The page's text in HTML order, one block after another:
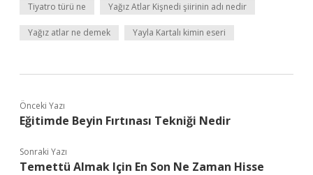
Tiyatro türü ne Yağız Atlar Kişnedi şiirinin adı nedir
Yağız atlar ne demek Yayla Kartalı kimin eseri
Önceki Yazı
Eğitimde Beyin Fırtınası Tekniği Nedir
Sonraki Yazı
Temettü Almak Için En Son Ne Zaman Hisse